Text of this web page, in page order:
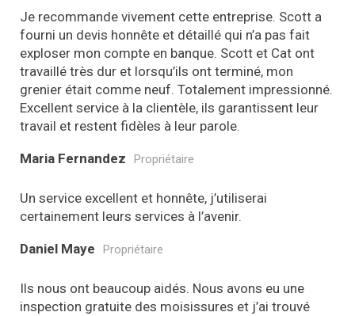
Je recommande vivement cette entreprise. Scott a
fourni un devis honnête et détaillé qui n’a pas fait
exploser mon compte en banque. Scott et Cat ont
travaillé très dur et lorsqu’ils ont terminé, mon
grenier était comme neuf. Totalement impressionné.
Excellent service à la clientèle, ils garantissent leur
travail et restent fidèles à leur parole.
Maria Fernandez Propriétaire
Un service excellent et honnête, j’utiliserai
certainement leurs services à l’avenir.
Daniel Maye Propriétaire
Ils nous ont beaucoup aidés. Nous avons eu une
inspection gratuite des moisissures et j’ai trouvé